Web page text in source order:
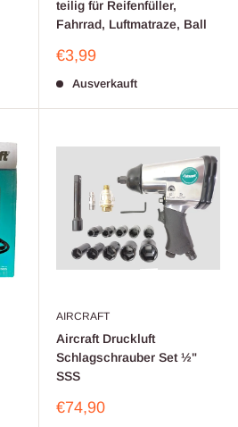
teilig für Reifenfüller,
Fahrrad, Luftmatraze, Ball
Sonderpreis
€3,99
Ausverkauft
AIRCRAFT
Aircraft Druckluft
Schlagschrauber Set ½"
SSS
Sonderpreis
€74,90